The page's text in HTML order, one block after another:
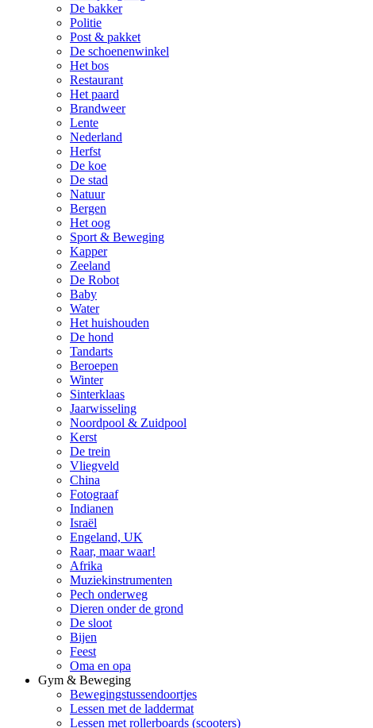
De bakker
Politie
Post & pakket
De schoenenwinkel
Het bos
Restaurant
Het paard
Brandweer
Lente
Nederland
Herfst
De koe
De stad
Natuur
Bergen
Het oog
Sport & Beweging
Kapper
Zeeland
De Robot
Baby
Water
Het huishouden
De hond
Tandarts
Beroepen
Winter
Sinterklaas
Jaarwisseling
Noordpool & Zuidpool
Kerst
De trein
Vliegveld
China
Fotograaf
Indianen
Israël
Engeland, UK
Raar, maar waar!
Afrika
Muziekinstrumenten
Pech onderweg
Dieren onder de grond
De sloot
Bijen
Feest
Oma en opa
Gym & Beweging
Bewegingstussendoortjes
Lessen met de laddermat
Lessen met rollerboards (scooters)